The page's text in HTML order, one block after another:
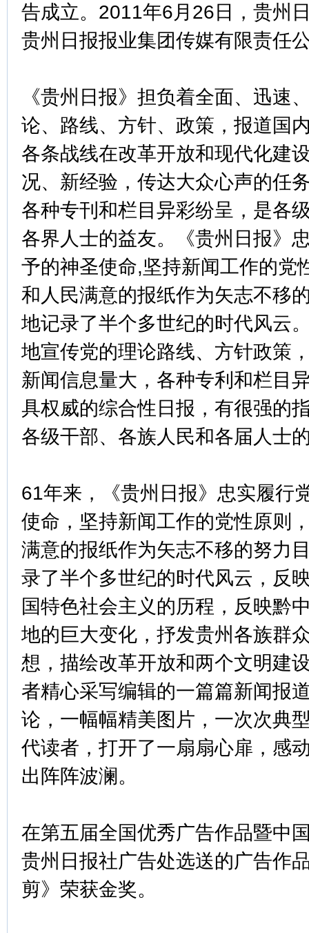
告成立。2011年6月26日，贵州
贵州日报报业集团传媒有限责任
《贵州日报》担负着全面、迅速
论、路线、方针、政策，报道国
各条战线在改革开放和现代化建
况、新经验，传达大众心声的任
各种专刊和栏目异彩纷呈，是各
各界人士的益友。《贵州日报》
予的神圣使命,坚持新闻工作的党
和人民满意的报纸作为矢志不移
地记录了半个多世纪的时代风云
地宣传党的理论路线、方针政策
新闻信息量大，各种专利和栏目
具权威的综合性日报，有很强的
各级干部、各族人民和各届人士
61年来，《贵州日报》忠实履行
使命，坚持新闻工作的党性原则
满意的报纸作为矢志不移的努力
录了半个多世纪的时代风云，反
国特色社会主义的历程，反映黔
地的巨大变化，抒发贵州各族群
想，描绘改革开放和两个文明建
者精心采写编辑的一篇篇新闻报
论，一幅幅精美图片，一次次典
代读者，打开了一扇扇心扉，感
出阵阵波澜。
在第五届全国优秀广告作品暨中
贵州日报社广告处选送的广告作
剪》荣获金奖。